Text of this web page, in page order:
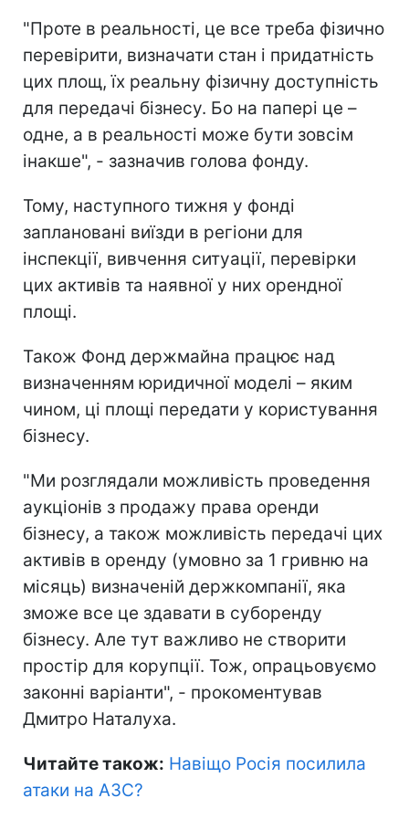
"Проте в реальності, це все треба фізично
перевірити, визначати стан і придатність
цих площ, їх реальну фізичну доступність
для передачі бізнесу. Бо на папері це –
одне, а в реальності може бути зовсім
інакше", - зазначив голова фонду.
Тому, наступного тижня у фонді
заплановані виїзди в регіони для
інспекції, вивчення ситуації, перевірки
цих активів та наявної у них орендної
площі.
Також Фонд держмайна працює над
визначенням юридичної моделі – яким
чином, ці площі передати у користування
бізнесу.
"Ми розглядали можливість проведення
аукціонів з продажу права оренди
бізнесу, а також можливість передачі цих
активів в оренду (умовно за 1 гривню на
місяць) визначеній держкомпанії, яка
зможе все це здавати в суборенду
бізнесу. Але тут важливо не створити
простір для корупції. Тож, опрацьовуємо
законні варіанти", - прокоментував
Дмитро Наталуха.
Читайте також: Навіщо Росія посилила
атаки на АЗС?